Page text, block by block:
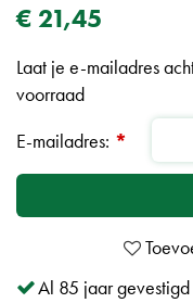
€21,45
Laat je e-mailadres
voorraad
E-mailadres: *
Al 85 jaar gevestigd